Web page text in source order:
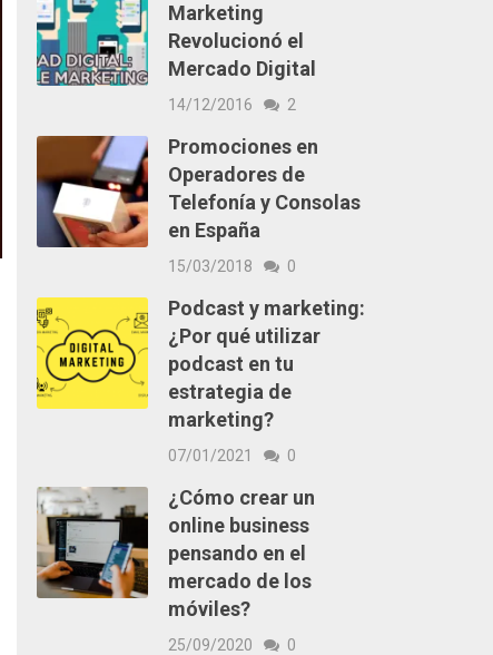
Marketing
Revolucionó el
Mercado Digital
14/12/2016 2
Promociones en
Operadores de
Telefonía y Consolas
en España
15/03/2018 0
Podcast y marketing:
¿Por qué utilizar
podcast en tu
estrategia de
marketing?
07/01/2021 0
¿Cómo crear un
online business
pensando en el
mercado de los
móviles?
25/09/2020 0